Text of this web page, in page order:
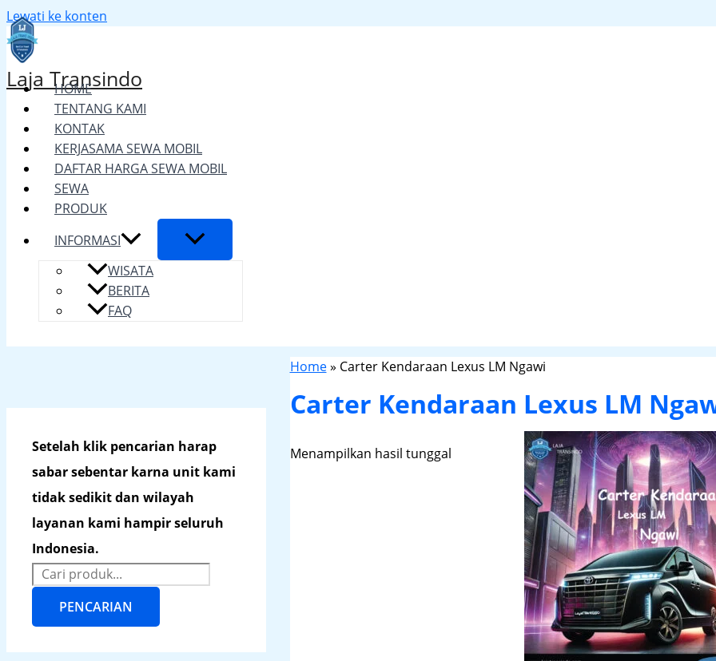
Lewati ke konten
Laja Transindo
HOME
TENTANG KAMI
KONTAK
KERJASAMA SEWA MOBIL
DAFTAR HARGA SEWA MOBIL
SEWA
PRODUK
INFORMASI
WISATA
BERITA
FAQ
Setelah klik pencarian harap
sabar sebentar karna unit kami
tidak sedikit dan wilayah
layanan kami hampir seluruh
Indonesia.
PENCARIAN
Home» Carter Kendaraan Lexus LM Ngawi
Carter Kendaraan Lexus LM
Menampilkan hasil tunggal